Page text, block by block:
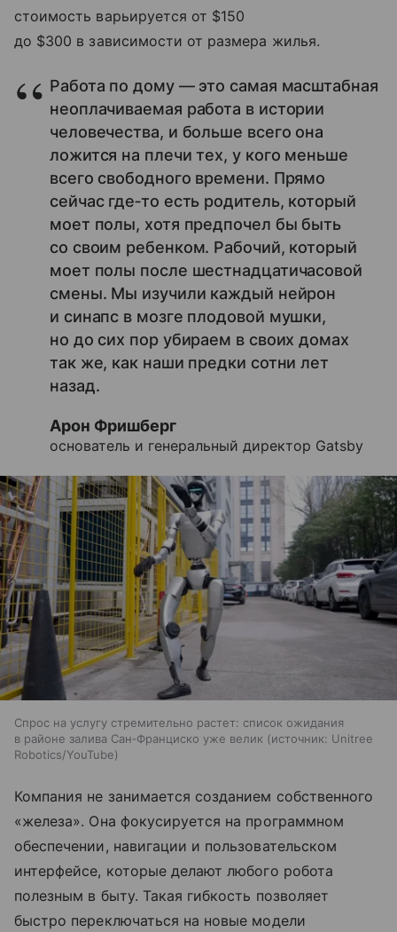
стоимость варьируется от $150
до $300 в зависимости от размера жилья.
Работа по дому — это самая масштабная
неоплачиваемая работа в истории
человечества, и больше всего она
ложится на плечи тех, у кого меньше
всего свободного времени. Прямо
сейчас где‑то есть родитель, который
моет полы, хотя предпочел бы быть
со своим ребенком. Рабочий, который
моет полы после шестнадцатичасовой
смены. Мы изучили каждый нейрон
и синапс в мозге плодовой мушки,
но до сих пор убираем в своих домах
так же, как наши предки сотни лет
назад.
Арон Фришберг
основатель и генеральный директор Gatsby
Спрос на услугу стремительно растет: список ожидания
в районе залива Сан‑Франциско уже велик
источник: Unitree
Robotics/YouTube
Компания не занимается созданием собственного
«железа». Она фокусируется на программном
обеспечении, навигации и пользовательском
интерфейсе, которые делают любого робота
полезным в быту. Такая гибкость позволяет
быстро переключаться на новые модели